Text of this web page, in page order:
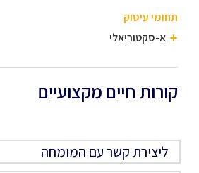
תחומי עיסוק
א-סקטוריאלי
קורות חיים מקצועיים
ליצירת קשר עם המומחה